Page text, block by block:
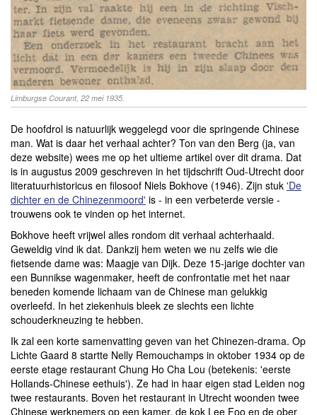
Limburgse Courant, 22 mei 1935.
De hoofdrol is natuurlijk weggelegd voor die springende Chinese
man. Wat is daar het verhaal achter? Ton van den Berg (ja, van
deze website) wees me op het ultieme artikel over dit drama. Dat
is in augustus 2009 geschreven in het tijdschrift Oud-Utrecht door
literatuurhistoricus en filosoof Niels Bokhove (1946). Zijn stuk 'De
dichter en de Chinezenmoord' is - in een verbeterde versie -
trouwens ook te vinden op het internet.
Bokhove heeft vrijwel alles rondom dit verhaal achterhaald.
Geweldig vind ik dat. Dankzij hem weten we nu zelfs wie die
fietsende dame was: Maagje van Dijk. Deze 15-jarige dochter van
een Bunnikse wagenmaker, heeft de confrontatie met het naar
beneden komende lichaam van de Chinese man gelukkig
overleefd. In het ziekenhuis bleek ze slechts een lichte
schouderkneuzing te hebben.
Ik zal een korte samenvatting geven van het Chinezen-drama. Op
Lichte Gaard 8 startte Nelly Remouchamps in oktober 1934 op de
eerste etage restaurant Chung Ho Cha Lou (betekenis: 'eerste
Hollands-Chinese eethuis'). Ze had in haar eigen stad Leiden nog
twee restaurants. Boven het restaurant in Utrecht woonden twee
Chinese werknemers op een kamer, de kok Lee Foo en de ober